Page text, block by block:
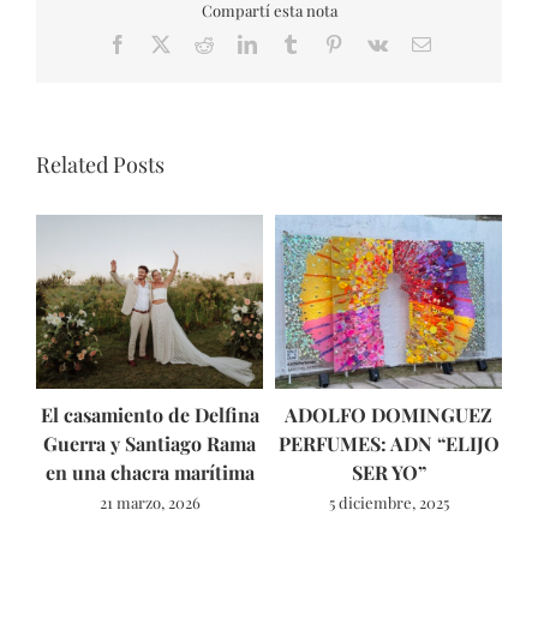
Compartí esta nota
Facebook RedditLinkedInTumblr Pinterest
Vk Email
Related Posts
El casamiento de Delfina
Guerra y Santiago Rama
en una chacra marítima
21 marzo, 2026
ADOLFO DOMINGUEZ
PERFUMES: ADN “ELIJO
SER YO”
5 diciembre, 2025